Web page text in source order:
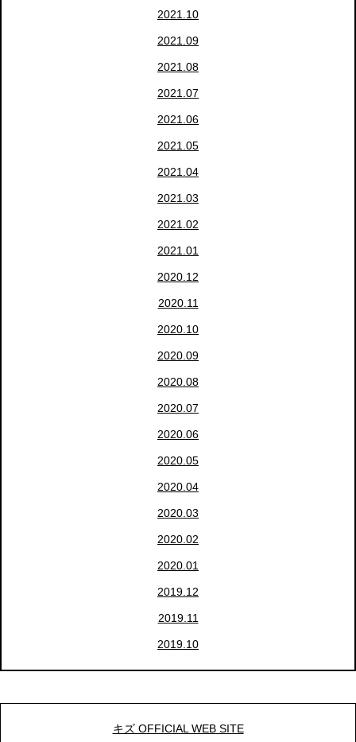
2021.10
2021.09
2021.08
2021.07
2021.06
2021.05
2021.04
2021.03
2021.02
2021.01
2020.12
2020.11
2020.10
2020.09
2020.08
2020.07
2020.06
2020.05
2020.04
2020.03
2020.02
2020.01
2019.12
2019.11
2019.10
キズ OFFICIAL WEB SITE